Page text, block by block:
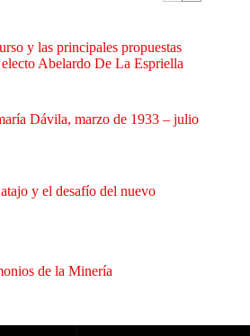
y las principales propuestas
Abelardo De La Espriella
Dávila, marzo de 1933 – julio
y el desafío del nuevo
de la Minería